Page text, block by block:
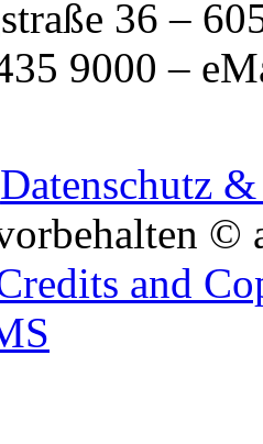
36 –
9000 –
Datenschutz
©
and